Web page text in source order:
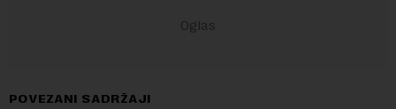
POVEZANI SADRŽAJI